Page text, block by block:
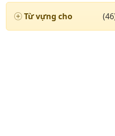
Từ vựng cho